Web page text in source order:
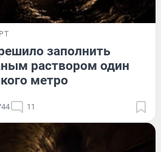
заполнить
раствором один
метро
11